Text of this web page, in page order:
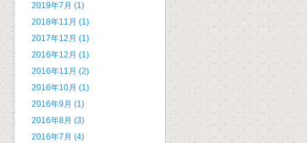
2019年7月 (1)
2018年11月 (1)
2017年12月 (1)
2016年12月 (1)
2016年11月 (2)
2016年10月 (1)
2016年9月 (1)
2016年8月 (3)
2016年7月 (4)